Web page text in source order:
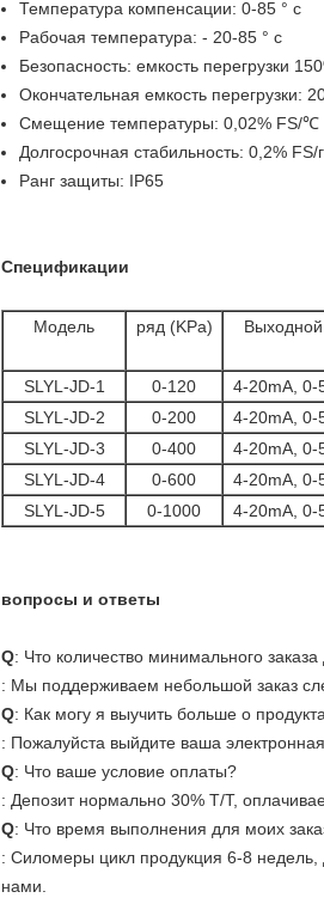
Температура компенсации: 0-85 ° c
Рабочая температура: - 20-85 ° c
Безопасность: емкость перегрузки
Окончательная емкость перегрузки:
Смещение температуры: 0,02% FS/℃
Долгосрочная стабильность: 0,2% FS/
Ранг защиты: IP65
Спецификации
Модель ряд (KPa) Выходной
SLYL-JD-1 0-120 4-20mA, 0-
SLYL-JD-2 0-200 4-20mA, 0-
SLYL-JD-3
0-400 4-20mA, 0-
SLYL-JD-4
0-600 4-20mA, 0-
SLYL-JD-5
0-1000 4-20mA, 0-
вопросы и ответы
Q: Что количество минимального
: Мы поддерживаем небольшой заказ
Q: Как могу я выучить больше о
: Пожалуйста выйдите ваша
Q: Что ваше условие оплаты?
: Депозит нормально 30% T/T,
Q: Что время выполнения для моих
: Силомеры цикл продукция 6-8 недель,
нами.